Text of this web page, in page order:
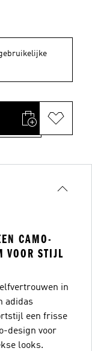
CAMO-
VOOR STIJL
in
adidas
een frisse
design voor
looks.